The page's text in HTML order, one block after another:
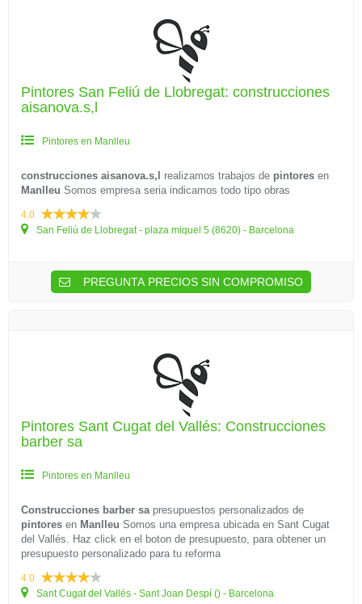
Pintores San Feliú de Llobregat: construcciones
aisanova.s,l
Pintores en Manlleu
construcciones aisanova.s,l realizamos trabajos de pintores en
Manlleu Somos empresa seria indicamos todo tipo obras
4.0
San Feliú de Llobregat - plaza miquel 5 (8620) - Barcelona
PREGUNTA PRECIOS SIN COMPROMISO
Pintores Sant Cugat del Vallés: Construcciones
barber sa
Pintores en Manlleu
Construcciones barber sapresupuestos personalizados de
pintores en Manlleu Somos una empresa ubicada en Sant Cugat
del Vallés. Haz click en el boton de presupuesto, para obtener un
presupuesto personalizado para tu reforma
4.0
Sant Cugat del Vallés - Sant Joan Despí () - Barcelona